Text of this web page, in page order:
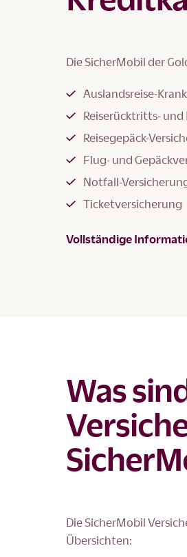
Die SicherMobil der
Auslandsreise-
Reiserücktritts- und
Reisegepäck-
Flug- und
Notfall-
Ticketversicherung
Vollständige
Was
Die SicherMobil
Übersichten: